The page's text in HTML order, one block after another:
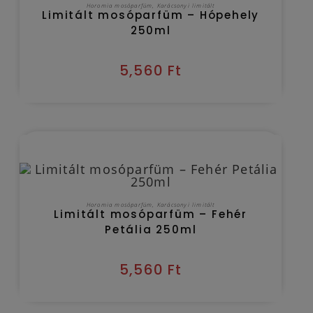
Horomia mosóparfüm Karácsonyi limitált
Limitált mosóparfüm – Hópehely
250ml
5,560 Ft
KOSÁRBA TESZEM
Horomia mosóparfüm Karácsonyi limitált
Limitált mosóparfüm – Fehér
Petália 250ml
5,560 Ft